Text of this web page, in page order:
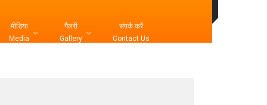
मीडिया
Media
गैलरी
Gallery
संपर्क करें
Contact Us